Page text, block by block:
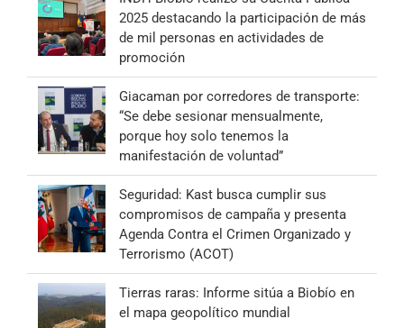
2025 destacando la participación de más
de mil personas en actividades de
promoción
Giacaman por corredores de transporte:
“Se debe sesionar mensualmente,
porque hoy solo tenemos la
manifestación de voluntad”
Seguridad: Kast busca cumplir sus
compromisos de campaña y presenta
Agenda Contra el Crimen Organizado y
Terrorismo (ACOT)
Tierras raras: Informe sitúa a Biobío en
el mapa geopolítico mundial